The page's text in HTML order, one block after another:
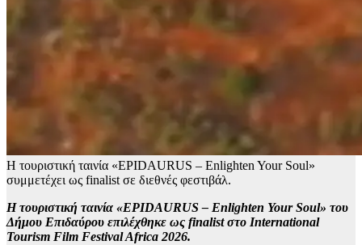
Η τουριστική ταινία «EPIDAURUS – Enlighten Your Soul»
συμμετέχει ως finalist σε διεθνές φεστιβάλ.
Η τουριστική ταινία «EPIDAURUS – Enlighten Your Soul» του
Δήμου Επιδαύρου επιλέχθηκε ως finalist στο International
Tourism Film Festival Africa 2026.